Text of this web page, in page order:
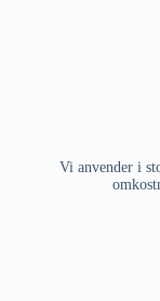
Vi anvender i